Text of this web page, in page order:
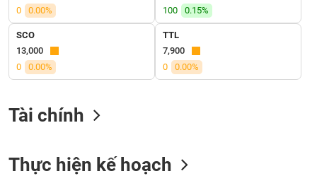
0
0.00%
100
0.15%
SCO
13,000
0
0.00%
TTL
7,900
0
0.00%
Tài chính
Thực hiện kế hoạch
TÀI
CHÍNH
NGHỆ